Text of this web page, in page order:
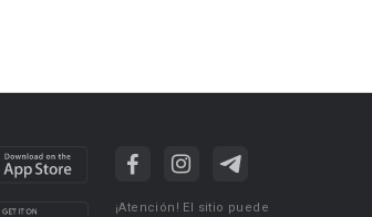
¡Atención! El sitio puede